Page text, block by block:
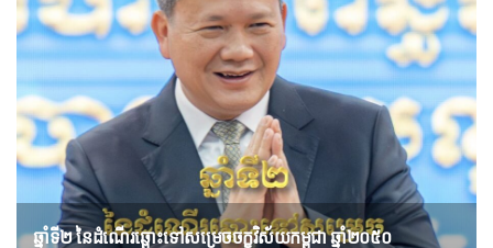
ឆ្នាំទី២ នៃដំណើរឆ្ពោះទៅសម្រេច​ចក្ខុវិស័យ​កម្ពុជា ឆ្នាំ២០៥០